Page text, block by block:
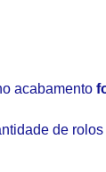
acabamento
de